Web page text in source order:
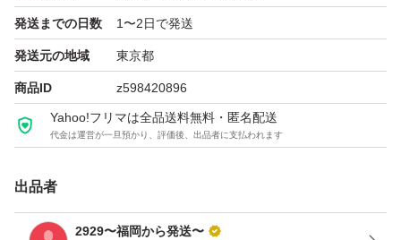
個数：1.0 個
本体/詰め替え：使い切り
肌質：敏感肌
成分：ヒアルロン酸
発送までの日数 1〜2日で発送
発送元の地域 東京都
商品ID z598420896
Yahoo!フリマは全品送料無料・匿名配送
代金は運営が一旦預かり、評価後、出品者に支払われます
出品者
2929〜福岡から発送〜